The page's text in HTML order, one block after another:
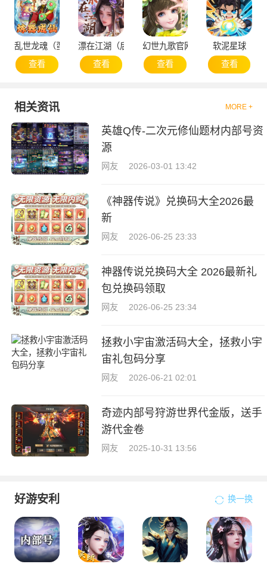
乱世龙魂（蛮荒）
查看
漂在江湖（后台版）
查看
幻世九歌官网版
查看
软泥星球
查看
相关资讯 MORE +
英雄Q传-二次元修仙题材内部号资
源
网友 2026-03-01 13:42
《神器传说》兑换码大全2026最
新
网友 2026-06-25 23:33
神器传说兑换码大全 2026最新礼
包兑换码领取
网友 2026-06-25 23:34
拯救小宇宙激活码大全，拯救小宇
宙礼包码分享
网友 2026-06-21 02:01
奇迹内部号狩游世界代金版，送手
游代金卷
网友 2025-10-31 13:56
好游安利 换一换